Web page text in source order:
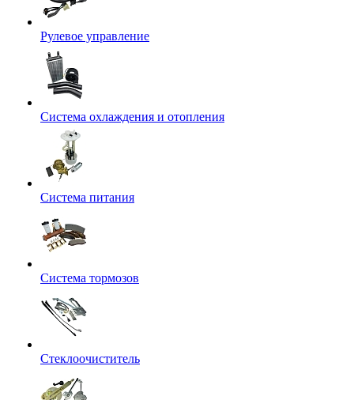
Рулевое управление
Система охлаждения и отопления
Система питания
Система тормозов
Стеклоочиститель